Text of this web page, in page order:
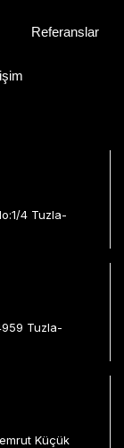
Referanslar
4 Tuzla-
Tuzla-
Küçük